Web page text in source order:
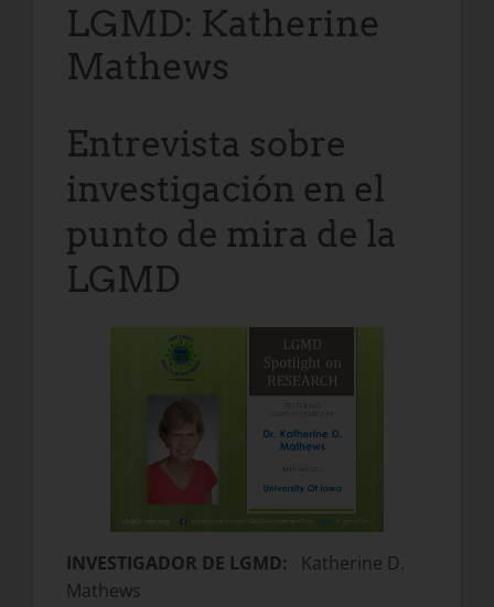
LGMD: Katherine
Mathews
Entrevista sobre
investigación en el
punto de mira de la
LGMD
INVESTIGADOR DE LGMD:
Katherine D.
Mathews